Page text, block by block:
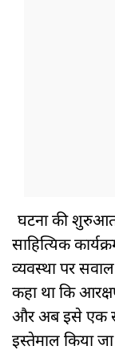
घटना की
साहित्यिक
व्यवस्था पर
कहा था कि
और अब इसे एक
इस्तेमाल किया